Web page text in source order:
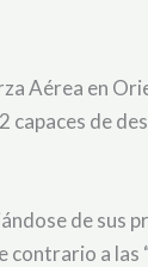
Aérea en
de
de sus
a las